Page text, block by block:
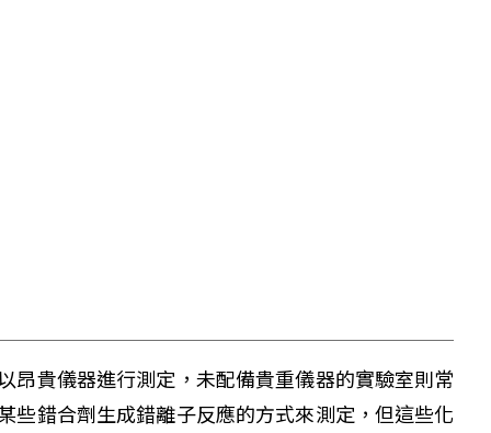
昂貴儀器進行測定，未配備貴重儀器的實驗室則常
些錯合劑生成錯離子反應的方式來測定，但這些化